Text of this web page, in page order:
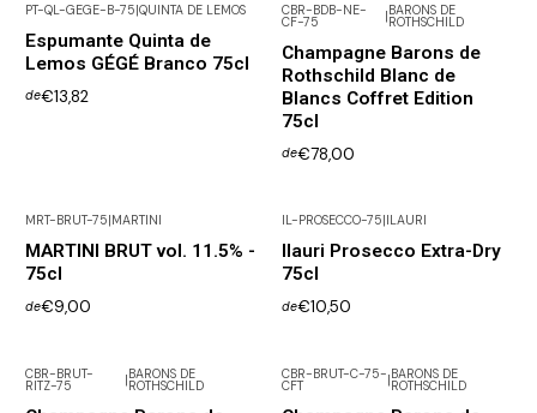
PT-QL-GEGE-B-75|QUINTA DE LEMOS
Espumante Quinta de
Lemos GÉGÉ Branco 75cl
de€13,82
CBR-BDB-NE-
CF-75 |BARONS DE
ROTHSCHILD
Champagne Barons de
Rothschild Blanc de
Blancs Coffret Edition
75cl
de€78,00
MRT-BRUT-75 MARTINI
MARTINI BRUT vol. 11.5% -
75cl
de€9,00
IL-PROSECCO-75 ILAURI
Ilauri Prosecco Extra-Dry
75cl
de€10,50
CBR-BRUT-
RITZ-75 |BARONS DE
ROTHSCHILD
CBR-BRUT-C-75-
CFT |BARONS DE
ROTHSCHILD